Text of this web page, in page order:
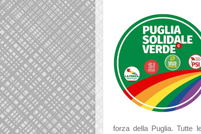
forza della Puglia. Tutte